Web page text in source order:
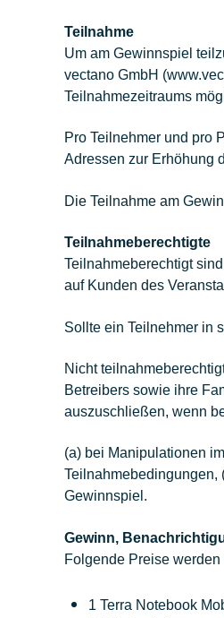
Teilnahme
Um am Gewinnspiel
vectano GmbH
Teilnahmezeitraums
Pro Teilnehmer und pro
Adressen zur Erhöhung
Die Teilnahme am
Teilnahmeberechtigte
Teilnahmeberechtigt
auf Kunden des
Sollte ein Teilnehmer in
Nicht
Betreibers sowie ihre
auszuschließen, wenn
(a) bei Manipulationen
Teilnahmebedingungen,
Gewinnspiel.
Gewinn,
Folgende Preise werden
1 Terra Notebook